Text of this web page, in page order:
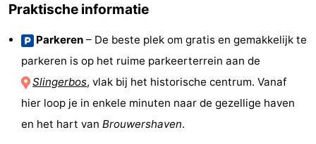
Praktische informatie
Parkeren – De beste plek om gratis en gemakkelijk te
parkeren is op het ruime parkeerterrein aan de
Slingerbos, vlak bij het historische centrum. Vanaf
hier loop je in enkele minuten naar de gezellige haven
en het hart van Brouwershaven.